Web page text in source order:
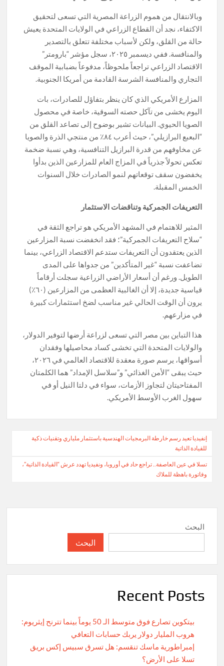
وبالانتقال من هموم الزراعة المصرية التي تسعى لتحقيق
الاكتفاء، نجد أن القطاع الزراعي في الولايات المتحدة يعيش
حالة من القلق، ولكن لأسباب مختلفة تتعلق بالتصدير
والمنافسة. ففي ديسمبر ٢٠٢٥، سجل مؤشر “بارومتر”
الاقتصاد الزراعي تراجعاً ملحوظاً، مدفوعاً بضبابية الموقف
التجاري والمنافسة الشرسة القادمة من أمريكا الجنوبية.
المزارع الأمريكي الذي كان ينظر بتفاؤل للصادرات، بات
اليوم يخشى من تآكل حصته السوقية، خاصة في محصول
الصويا الحيوي. البيانات تشير بوضوح إلى تصاعد القلق من
“البعبع البرازيلي”، حيث أعرب ٨٤٪ من منتجي الذرة والصويا
عن مخاوفهم من قدرة البرازيل التنافسية، وهي نسبة ضخمة
تعكس تحولاً جذرياً في المزاج العام للمزارعين الذين بدأوا
يخفضون سقف توقعاتهم لنمو الصادرات خلال السنوات
الخمس المقبلة.
التعريفات الجمركية وتناقضات الاستثمار
المثير للاهتمام في المشهد الأمريكي هو تراجع الثقة في
“سلاح التعريفات الجمركية”؛ فقد انخفضت نسبة المزارعين
الذين يعتقدون أن التعريفات ستدعم الاقتصاد الزراعي، بينما
تضاعفت نسبة “غير المتأكدين” من جدواها على المدى
الطويل. ورغم أن أسعار الأراضي الزراعية سجلت أرقاماً
قياسية جديدة، إلا أن الغالبية العظمى من المزارعين (٦٠٪)
يرون أن الوقت الحالي غير مناسب لضخ استثمارات كبيرة
في مزارعهم.
هذا التباين بين مصر التي تسعى لزراعة أرضها لتوفير الدولار،
والولايات المتحدة التي تخشى كساد محاصيلها وفقدان
أسواقها، يرسم صورة معقدة للاقتصاد العالمي في ٢٠٢٦،
حيث يبقى “الأمن الغذائي” و”سلاسل الإمداد” هما الكلمتان
المفتاحيتان لتجاوز الأزمات، سواء في دلتا النيل أو في
سهول الغرب الأوسط الأمريكي.
تصفّح
المقالات
إنفيديا تعيد رسم خارطة البرمجيات الهندسية باستثمار ملياري وتقنيات ذكية
للقيادة الذاتية
تسلا في عين العاصفة.. تراجع حاد في أوروبا، ونفيديا تهدد عرش “القيادة الذاتية”،
وفاتورة باهظة للملاك
البحث
البحث
Recent Posts
بيتكوين تصارع فوق متوسط الـ 50 يوماً بينما تترنح إيثريوم:
هروب المليار دولار يربك حسابات التعافي
إمبراطورية ماسك تنقسم: هل تسرق سبيس إكس بريق
تسلا على الأرض؟